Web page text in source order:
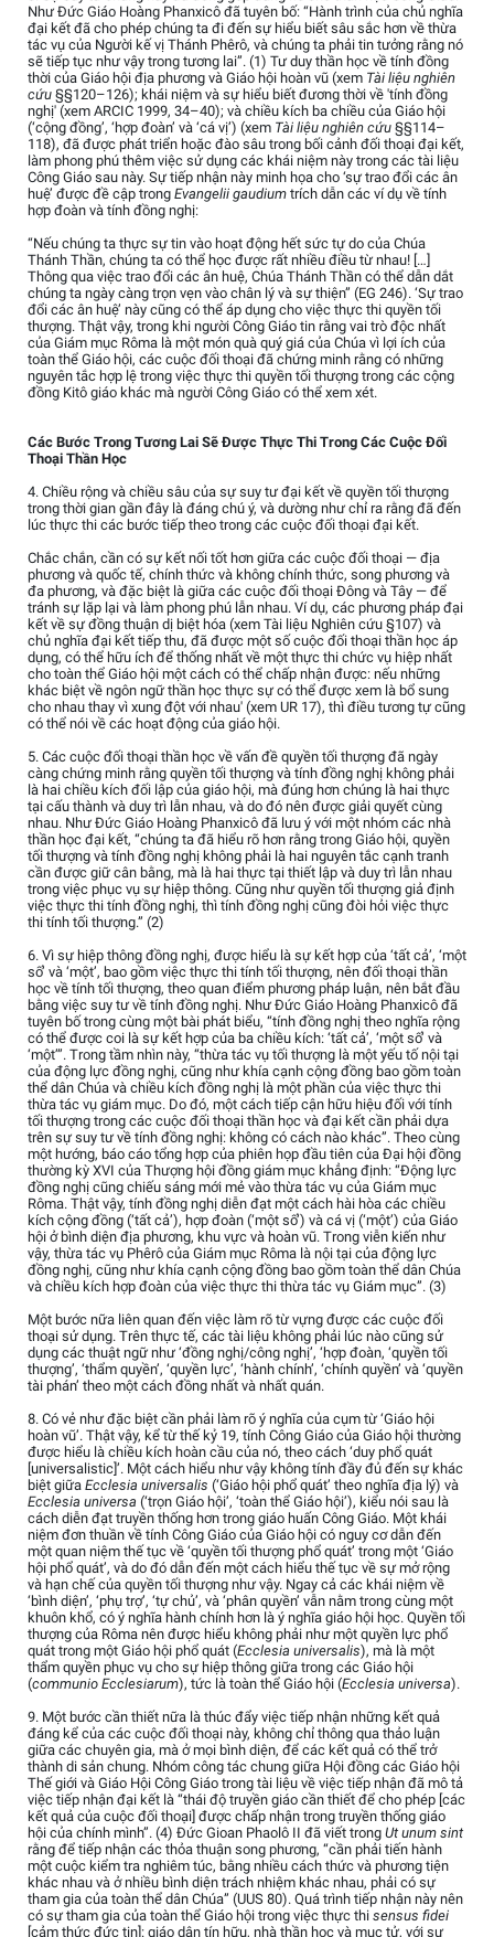
Như Đức Giáo Hoàng Phanxicô đã tuyên bố: “Hành trình của chủ nghĩa
đại kết đã cho phép chúng ta đi đến sự hiểu biết sâu sắc hơn về thừa
tác vụ của Người kế vị Thánh Phêrô, và chúng ta phải tin tưởng rằng nó
sẽ tiếp tục như vậy trong tương lai”. (1) Tư duy thần học về tính đồng
thời của Giáo hội địa phương và Giáo hội hoàn vũ (xem Tài liệu nghiên
cứu §§120–126); khái niệm và sự hiểu biết đương thời về 'tính đồng
nghị' (xem ARCIC 1999, 34–40); và chiều kích ba chiều của Giáo hội
(‘cộng đồng’, ‘hợp đoàn’ và ‘cá vị’) (xem Tài liệu nghiên cứu §§114–
118), đã được phát triển hoặc đào sâu trong bối cảnh đối thoại đại kết,
làm phong phú thêm việc sử dụng các khái niệm này trong các tài liệu
Công Giáo sau này. Sự tiếp nhận này minh họa cho ‘sự trao đổi các ân
huệ’ được đề cập trong Evangelii gaudium trích dẫn các ví dụ về tính
hợp đoàn và tính đồng nghị:
“Nếu chúng ta thực sự tin vào hoạt động hết sức tự do của Chúa
Thánh Thần, chúng ta có thể học được rất nhiều điều từ nhau! […]
Thông qua việc trao đổi các ân huệ, Chúa Thánh Thần có thể dẫn dắt
chúng ta ngày càng trọn vẹn vào chân lý và sự thiện” (EG 246). ‘Sự trao
đổi các ân huệ’ này cũng có thể áp dụng cho việc thực thi quyền tối
thượng. Thật vậy, trong khi người Công Giáo tin rằng vai trò độc nhất
của Giám mục Rôma là một món quà quý giá của Chúa vì lợi ích của
toàn thể Giáo hội, các cuộc đối thoại đã chứng minh rằng có những
nguyên tắc hợp lệ trong việc thực thi quyền tối thượng trong các cộng
đồng Kitô giáo khác mà người Công Giáo có thể xem xét.
Các Bước Trong Tương Lai Sẽ Được Thực Thi Trong Các Cuộc Đối
Thoại Thần Học
4. Chiều rộng và chiều sâu của sự suy tư đại kết về quyền tối thượng
trong thời gian gần đây là đáng chú ý, và dường như chỉ ra rằng đã đến
lúc thực thi các bước tiếp theo trong các cuộc đối thoại đại kết.
Chắc chắn, cần có sự kết nối tốt hơn giữa các cuộc đối thoại — địa
phương và quốc tế, chính thức và không chính thức, song phương và
đa phương, và đặc biệt là giữa các cuộc đối thoại Đông và Tây — để
tránh sự lặp lại và làm phong phú lẫn nhau. Ví dụ, các phương pháp đại
kết về sự đồng thuận dị biệt hóa (xem Tài liệu Nghiên cứu §107) và
chủ nghĩa đại kết tiếp thu, đã được một số cuộc đối thoại thần học áp
dụng, có thể hữu ích để thống nhất về một thực thi chức vụ hiệp nhất
cho toàn thể Giáo hội một cách có thể chấp nhận được: nếu những
khác biệt về ngôn ngữ thần học thực sự có thể được xem là bổ sung
cho nhau thay vì xung đột với nhau' (xem UR 17), thì điều tương tự cũng
có thể nói về các hoạt động của giáo hội.
5. Các cuộc đối thoại thần học về vấn đề quyền tối thượng đã ngày
càng chứng minh rằng quyền tối thượng và tính đồng nghị không phải
là hai chiều kích đối lập của giáo hội, mà đúng hơn chúng là hai thực
tại cấu thành và duy trì lẫn nhau, và do đó nên được giải quyết cùng
nhau. Như Đức Giáo Hoàng Phanxicô đã lưu ý với một nhóm các nhà
thần học đại kết, “chúng ta đã hiểu rõ hơn rằng trong Giáo hội, quyền
tối thượng và tính đồng nghị không phải là hai nguyên tắc cạnh tranh
cần được giữ cân bằng, mà là hai thực tại thiết lập và duy trì lẫn nhau
trong việc phục vụ sự hiệp thông. Cũng như quyền tối thượng giả định
việc thực thi tính đồng nghị, thì tính đồng nghị cũng đòi hỏi việc thực
thi tính tối thượng.” (2)
6. Vì sự hiệp thông đồng nghị, được hiểu là sự kết hợp của ‘tất cả’, ‘một
số’ và ‘một’, bao gồm việc thực thi tính tối thượng, nên đối thoại thần
học về tính tối thượng, theo quan điểm phương pháp luận, nên bắt đầu
bằng việc suy tư về tính đồng nghị. Như Đức Giáo Hoàng Phanxicô đã
tuyên bố trong cùng một bài phát biểu, “tính đồng nghị theo nghĩa rộng
có thể được coi là sự kết hợp của ba chiều kích: ‘tất cả’, ‘một số’ và
‘một’”. Trong tầm nhìn này, “thừa tác vụ tối thượng là một yếu tố nội tại
của động lực đồng nghị, cũng như khía cạnh cộng đồng bao gồm toàn
thể dân Chúa và chiều kích đồng nghị là một phần của việc thực thi
thừa tác vụ giám mục. Do đó, một cách tiếp cận hữu hiệu đối với tính
tối thượng trong các cuộc đối thoại thần học và đại kết cần phải dựa
trên sự suy tư về tính đồng nghị: không có cách nào khác”. Theo cùng
một hướng, báo cáo tổng hợp của phiên họp đầu tiên của Đại hội đồng
thường kỳ XVI của Thượng hội đồng giám mục khẳng định: “Động lực
đồng nghị cũng chiếu sáng mới mẻ vào thừa tác vụ của Giám mục
Rôma. Thật vậy, tính đồng nghị diễn đạt một cách hài hòa các chiều
kích cộng đồng (‘tất cả’), hợp đoàn (‘một số’) và cá vị (‘một’) của Giáo
hội ở bình diện địa phương, khu vực và hoàn vũ. Trong viễn kiến như
vậy, thừa tác vụ Phêrô của Giám mục Rôma là nội tại của động lực
đồng nghị, cũng như khía cạnh cộng đồng bao gồm toàn thể dân Chúa
và chiều kích hợp đoàn của việc thực thi thừa tác vụ Giám mục”. (3)
Một bước nữa liên quan đến việc làm rõ từ vựng được các cuộc đối
thoại sử dụng. Trên thực tế, các tài liệu không phải lúc nào cũng sử
dụng các thuật ngữ như ‘đồng nghị/công nghị’, ‘hợp đoàn, ‘quyền tối
thượng’, ‘thẩm quyền’, ‘quyền lực’, ‘hành chính’, ‘chính quyền’ và ‘quyền
tài phán’ theo một cách đồng nhất và nhất quán.
8. Có vẻ như đặc biệt cần phải làm rõ ý nghĩa của cụm từ ‘Giáo hội
hoàn vũ’. Thật vậy, kể từ thế kỷ 19, tính Công Giáo của Giáo hội thường
được hiểu là chiều kích hoàn cầu của nó, theo cách ‘duy phổ quát
[universalistic]’. Một cách hiểu như vậy không tính đầy đủ đến sự khác
biệt giữa Ecclesia universalis (‘Giáo hội phổ quát’ theo nghĩa địa lý) và
Ecclesia universa (‘trọn Giáo hội’, ‘toàn thể Giáo hội’), kiểu nói sau là
cách diễn đạt truyền thống hơn trong giáo huấn Công Giáo. Một khái
niệm đơn thuần về tính Công Giáo của Giáo hội có nguy cơ dẫn đến
một quan niệm thế tục về ‘quyền tối thượng phổ quát’ trong một ‘Giáo
hội phổ quát’, và do đó dẫn đến một cách hiểu thế tục về sự mở rộng
và hạn chế của quyền tối thượng như vậy. Ngay cả các khái niệm về
‘bình diện’, ‘phụ trợ’, ‘tự chủ’, và ‘phân quyền’ vẫn nằm trong cùng một
khuôn khổ, có ý nghĩa hành chính hơn là ý nghĩa giáo hội học. Quyền tối
thượng của Rôma nên được hiểu không phải như một quyền lực phổ
quát trong một Giáo hội phổ quát (Ecclesia universalis), mà là một
thẩm quyền phục vụ cho sự hiệp thông giữa trong các Giáo hội
(communio Ecclesiarum), tức là toàn thể Giáo hội (Ecclesia universa).
9. Một bước cần thiết nữa là thúc đẩy việc tiếp nhận những kết quả
đáng kể của các cuộc đối thoại này, không chỉ thông qua thảo luận
giữa các chuyên gia, mà ở mọi bình diện, để các kết quả có thể trở
thành di sản chung. Nhóm công tác chung giữa Hội đồng các Giáo hội
Thế giới và Giáo Hội Công Giáo trong tài liệu về việc tiếp nhận đã mô tả
việc tiếp nhận đại kết là “thái độ truyền giáo cần thiết để cho phép [các
kết quả của cuộc đối thoại] được chấp nhận trong truyền thống giáo
hội của chính mình”. (4) Đức Gioan Phaolô II đã viết trong Ut unum sint
rằng để tiếp nhận các thỏa thuận song phương, “cần phải tiến hành
một cuộc kiểm tra nghiêm túc, bằng nhiều cách thức và phương tiện
khác nhau và ở nhiều bình diện trách nhiệm khác nhau, phải có sự
tham gia của toàn thể dân Chúa” (UUS 80). Quá trình tiếp nhận này nên
có sự tham gia của toàn thể Giáo hội trong việc thực thi sensus fidei
[cảm thức đức tin]: giáo dân tín hữu, nhà thần học và mục tử, với sự